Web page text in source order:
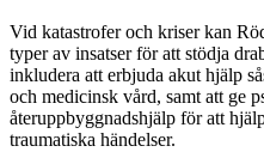
Vid katastrofer och kriser kan
typer av insatser för att stödja
inkludera att erbjuda akut hjälp
och medicinsk vård, samt att ge
återuppbyggnadshjälp för att
traumatiska händelser.